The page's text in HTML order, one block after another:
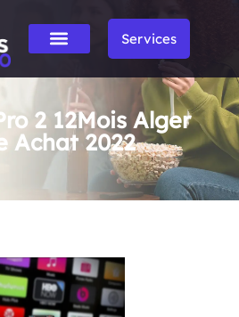
Services
2 12Mois Alger
Achat 2022